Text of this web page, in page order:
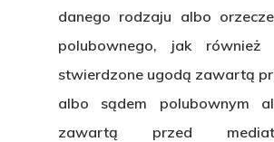
danego rodzaju albo
polubownego, jak również
stwierdzone ugodą zawartą
albo sądem polubownym
zawartą przed